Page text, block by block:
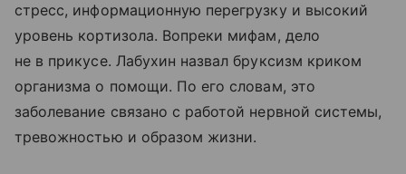
стресс, информационную перегрузку и высокий
уровень кортизола. Вопреки мифам, дело
не в прикусе. Лабухин назвал бруксизм криком
организма о помощи. По его словам, это
заболевание связано с работой нервной системы,
тревожностью и образом жизни.